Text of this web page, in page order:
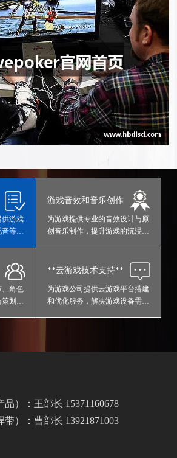
供游戏
等本
游戏音效和音乐创作
为游戏提供专业的音效设计与原
创音乐制作，提升游戏的沉浸感
、角色
划服
**云游戏技术支持**
为游戏公司提供云游戏平台搭建
和优化服务，解决游戏设备需求
）：王部长 15371160678
）：曹部长 13921871003